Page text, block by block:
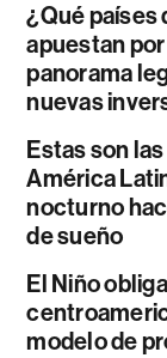
¿Qué países
apuestan
panorama
nuevas
Estas son
América
nocturno
de sueño
El Niño
modelo de